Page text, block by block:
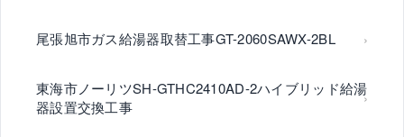
尾張旭市ガス給湯器取替工事GT-2060SAWX-2BL
東海市ノーリツSH-GTHC2410AD-2ハイブリッド給湯
器設置交換工事